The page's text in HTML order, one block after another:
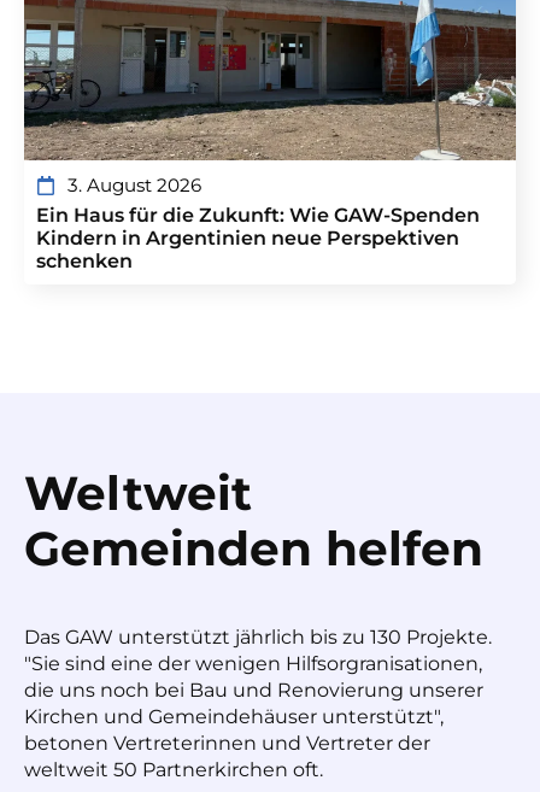
3. August 2026
Ein Haus für die Zukunft: Wie GAW-Spenden
Kindern in Argentinien neue Perspektiven
schenken
Weltweit
Gemeinden helfen
Das GAW unterstützt jährlich bis zu 130 Projekte.
"Sie sind eine der wenigen Hilfsorgranisationen,
die uns noch bei Bau und Renovierung unserer
Kirchen und Gemeindehäuser unterstützt",
betonen Vertreterinnen und Vertreter der
weltweit 50 Partnerkirchen oft.